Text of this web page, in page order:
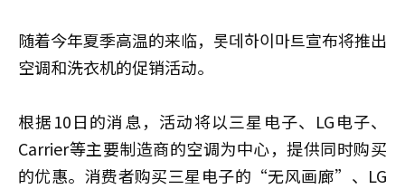
随着今年夏季高温的来临，롯데하이마트宣布将推出
空调和洗衣机的促销活动。
根据10日的消息，活动将以三星电子、LG电子、
Carrier等主要制造商的空调为中心，提供同时购买
的优惠。消费者购买三星电子的“无风画廊”、LG